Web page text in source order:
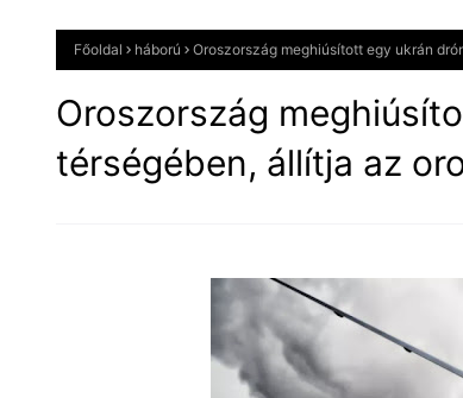
Főoldal háború Oroszország meghiúsított egy ukrán
Oroszország
térségében, állítja az